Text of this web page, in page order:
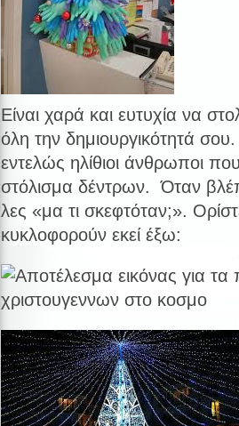
Είναι χαρά και ευτυχία να
όλη την δημιουργικότητά
εντελώς ηλίθιοι άνθρωποι
στόλισμα δέντρων. Όταν
λες «μα τι σκεφτόταν;».
κυκλοφορούν εκεί έξω: